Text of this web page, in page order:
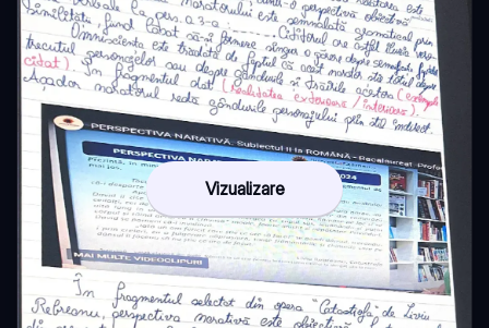
Vizualizare